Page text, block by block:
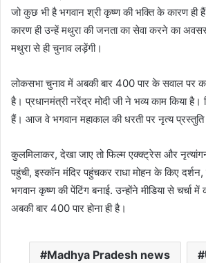
जो कुछ भी है भगवान श्री कृष्ण की भक्ति के कारण ही
कारण ही उन्हें मथुरा की जनता का सेवा करने का
मथुरा से ही चुनाव लड़ेंगी।
लोकसभा चुनाव में अबकी बार 400 पार के सवाल पर
है। प्रधानमंत्री नरेंद्र मोदी जी ने भव्य काम किया है।
हैं। आज वे भगवान महाकाल की धरती पर नृत्य प्रस्तुति
कुलमिलाकर, देखा जाए तो फिल्म एक्क्ट्रेस और
पहुंची, इस्कॉन मंदिर पहुंचकर राधा मोहन के किए
भगवान कृष्ण की पेंटिंग बनाई. उन्होंने मीडिया से चर्चा
अबकी बार 400 पार होना ही है।
Madhya Pradesh news